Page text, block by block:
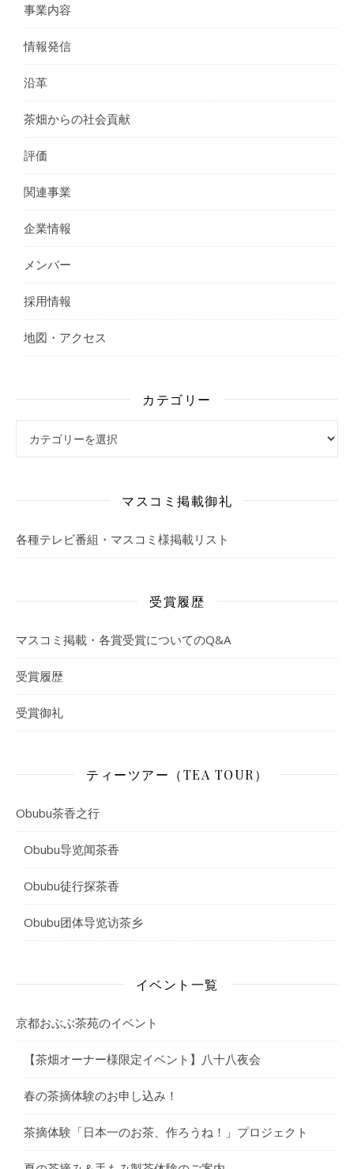
事業内容
情報発信
沿革
茶畑からの社会貢献
評価
関連事業
企業情報
メンバー
採用情報
地図・アクセス
カテゴリー
マスコミ掲載御礼
各種テレビ番組・マスコミ様掲載リスト
受賞履歴
マスコミ掲載・各賞受賞についてのQ&A
受賞履歴
受賞御礼
ティーツアー（TEA TOUR）
Obubu茶香之行
Obubu导览闻茶香
Obubu徒行探茶香
Obubu团体导览访茶乡
イベント一覧
京都おぶぶ茶苑のイベント
【茶畑オーナー様限定イベント】八十八夜会
春の茶摘体験のお申し込み！
茶摘体験「日本一のお茶、作ろうね！」プロジェクト